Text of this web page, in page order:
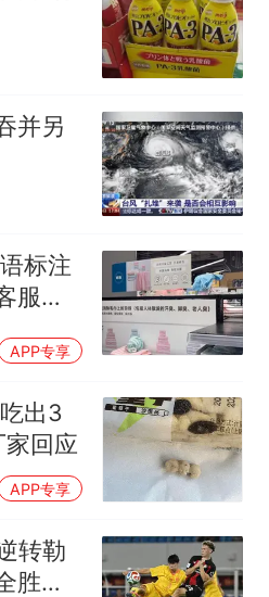
并另
标注
服回
APP专享
出3
回应
APP专享
转勒
胜！